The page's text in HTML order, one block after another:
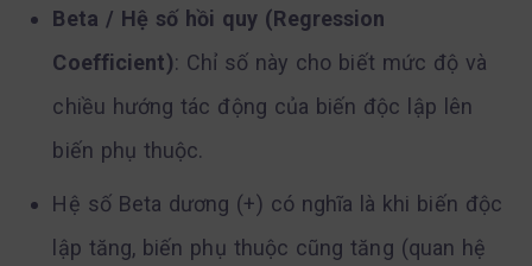
Beta / Hệ số hồi quy (Regression
Coefficient): Chỉ số này cho biết mức độ và
chiều hướng tác động của biến độc lập lên
biến phụ thuộc.
Hệ số Beta dương (+) có nghĩa là khi biến độc
lập tăng, biến phụ thuộc cũng tăng (quan hệ